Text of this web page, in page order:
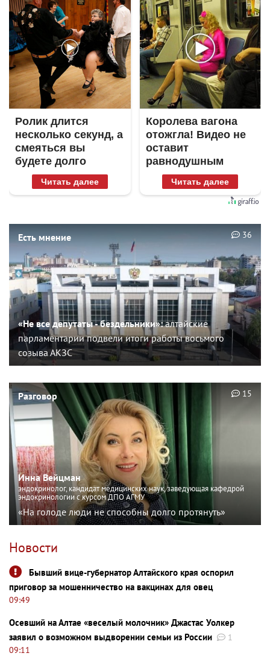
Ролик длится
несколько секунд, а
смеяться вы
будете долго
Читать далее
Королева вагона
отожгла! Видео не
оставит
равнодушным
Читать далее
Есть мнение
«Не все депутаты - бездельники»:алтайские
парламентарии подвели итоги работы восьмого
созыва АКЗС
36
Разговор
Инна Вейцман
эндокринолог, кандидат медицинских наук, заведующая кафедрой
эндокринологии с курсом ДПО АГМУ
«На голоде люди не способны долго протянуть»
15
Новости
Бывший вице-губернатор Алтайского края оспорил
приговор за мошенничество на вакцинах для овец
09:49
Осевший на Алтае «веселый молочник» Джастас Уолкер
заявил о возможном выдворении семьи из России
1
09:11